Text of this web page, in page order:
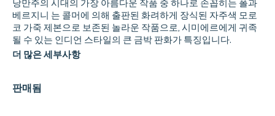
판매됨
낭만주의 시대의 가장 아름다운 작품 중 하나로 손꼽히는 폴과
베르지니 는 콜머에 의해 출판된 화려하게 장식된 자주색 모로
코 가죽 제본으로 보존된 놀라운 작품으로, 시미에르에게 귀족
될 수 있는 인디언 스타일의 큰 금박 판화가 특징입니다.
더 많은 세부사항